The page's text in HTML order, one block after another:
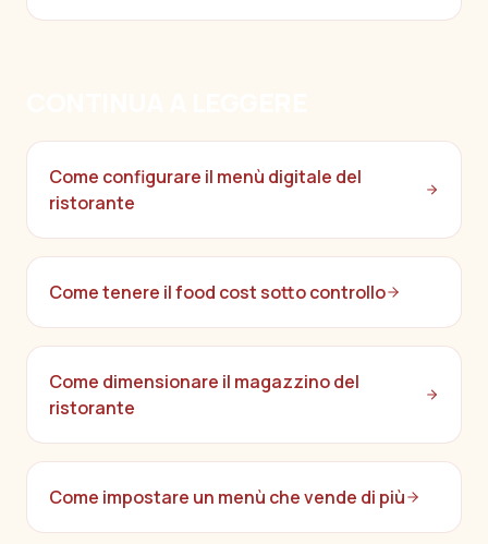
Come configurare il menù digitale del
ristorante
Come tenere il food cost sotto controllo
Come dimensionare il magazzino del
ristorante
Come impostare un menù che vende di più